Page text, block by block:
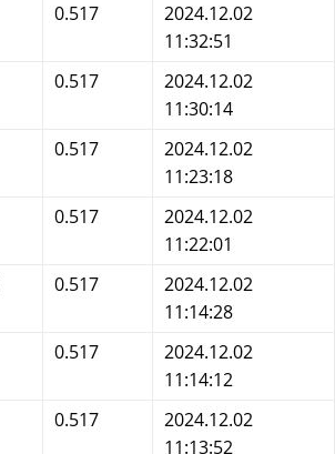
0.517
2024.12.02
11:32:51
0.517
2024.12.02
11:30:14
0.517
2024.12.02
11:23:18
0.517
2024.12.02
11:22:01
0.517
2024.12.02
11:14:28
0.517
2024.12.02
11:14:12
0.517
2024.12.02
11:13:52